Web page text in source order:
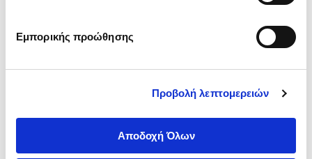
Εμπορικής προώθησης
Προβολή λεπτομερειών
Αποδοχή Όλων